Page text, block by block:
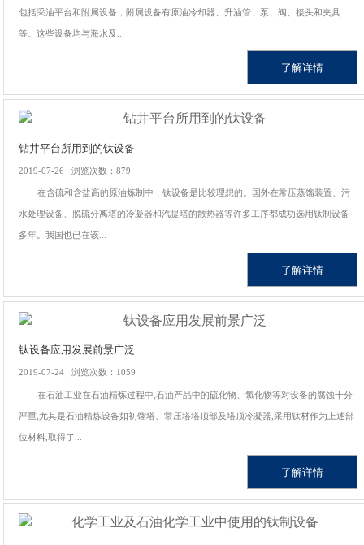
包括采油平台和附属设备，附属设备有原油冷却器、升油管、泵、阀、接头和夹具
等。这些设备均与海水及...
了解详情
钻井平台所用到的钛设备
2019-07-26 浏览次数：879
在含硫和含盐高的原油炼制中，钛设备是比较理想的。国外在常压蒸馏装置、污
水处理设备、脱硫分离塔的冷凝器和汽提塔的散热器等许多工序都成功选用钛制设备
多年。我国也已在该...
了解详情
钛设备应用发展前景广泛
2019-07-24 浏览次数：1059
在石油工业在石油精炼过程中,石油产品中的硫化物、氯化物等对设备的腐蚀十分
严重,尤其是石油精炼设备如初馏塔、常压塔塔顶部及塔顶冷凝器,采用钛材作为上述部
位材料,取得了...
了解详情